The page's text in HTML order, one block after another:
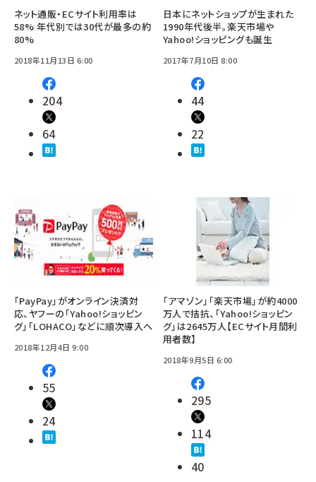
ネット通販・ECサイト利用率は
58% 年代別では30代が最多の約
80%
2018年11月13日 6:00
204
64
日本にネットショップが生まれた
1990年代後半。楽天市場や
Yahoo!ショッピングも誕生
2017年7月10日 8:00
44
22
「PayPay」がオンライン決済対
応、ヤフーの「Yahoo!ショッピン
グ」「LOHACO」などに順次導入へ
2018年12月4日 9:00
55
24
「アマゾン」「楽天市場」が約4000
万人で拮抗、「Yahoo!ショッピン
グ」は2645万人【ECサイト月間利
用者数】
2018年9月5日 6:00
295
114
40